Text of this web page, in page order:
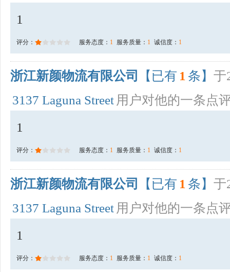
1
评分： 服务态度： 1 服务质量： 1 诚信度： 1
浙江新颜物流有限公司 【已有 1 条】 于
3137 Laguna Street 用户对他的一条点
1
评分： 服务态度： 1 服务质量： 1 诚信度： 1
浙江新颜物流有限公司 【已有 1 条】 于
3137 Laguna Street 用户对他的一条点
1
评分： 服务态度： 1 服务质量： 1 诚信度： 1